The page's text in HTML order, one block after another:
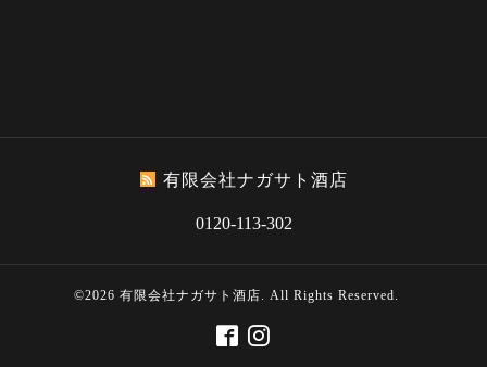
有限会社ナガサト酒店
0120-113-302
©2026 有限会社ナガサト酒店. All Rights Reserved.